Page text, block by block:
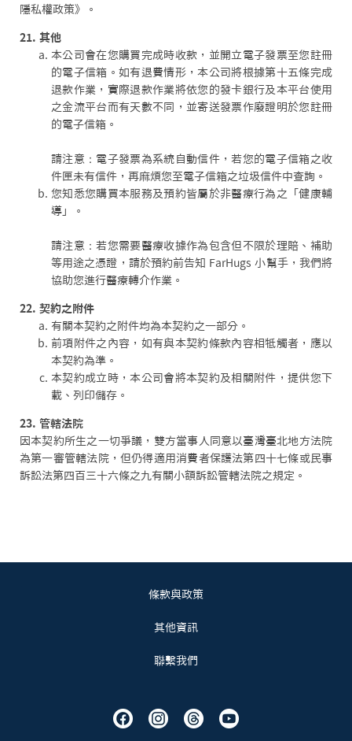
隱私權政策》。
21. 其他
本公司會在您購買完成時收款，並開立電子發票至您註冊
的電子信箱。如有退費情形，本公司將根據第十五條完成
退款作業，實際退款作業將依您的發卡銀行及本平台使用
之金流平台而有天數不同，並寄送發票作廢證明於您註冊
的電子信箱。
請注意：電子發票為系統自動信件，若您的電子信箱之收
件匣未有信件，再麻煩您至電子信箱之垃圾信件中查詢。
您知悉您購買本服務及預約皆屬於非醫療行為之「健康輔
導」。
請注意：若您需要醫療收據作為包含但不限於理賠、補助
等用途之憑證，請於預約前告知 FarHugs 小幫手，我們將
協助您進行醫療轉介作業。
22. 契約之附件
有關本契約之附件均為本契約之一部分。
前項附件之內容，如有與本契約條款內容相牴觸者，應以
本契約為準。
本契約成立時，本公司會將本契約及相關附件，提供您下
載、列印儲存。
23. 管轄法院
因本契約所生之一切爭議，雙方當事人同意以臺灣臺北地方法院
為第一審管轄法院，但仍得適用消費者保護法第四十七條或民事
訴訟法第四百三十六條之九有關小額訴訟管轄法院之規定。
條款與政策
其他資訊
聯繫我們